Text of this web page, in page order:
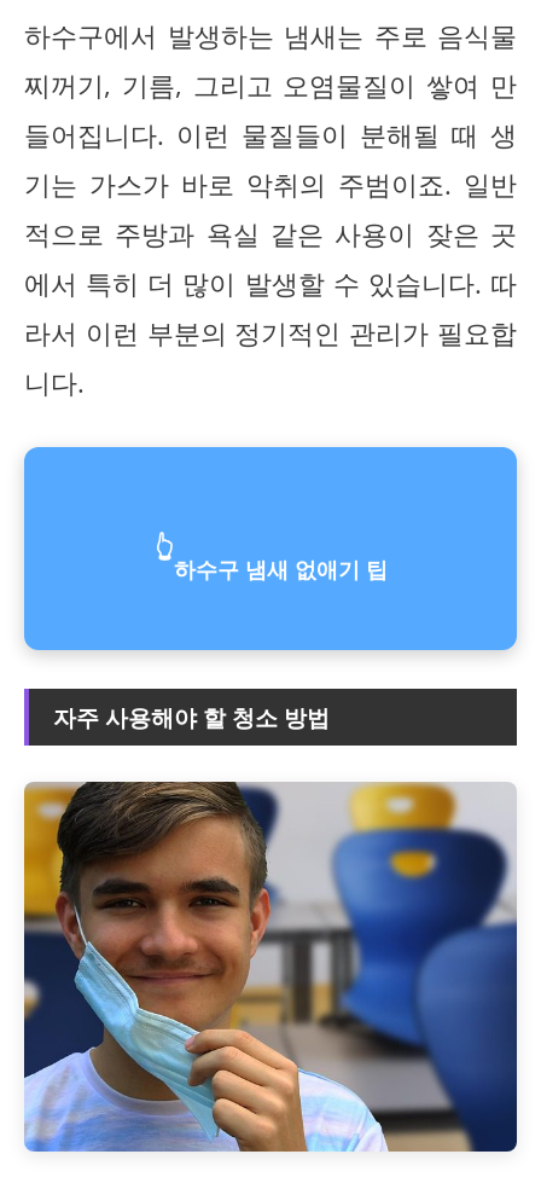
하수구에서 발생하는 냄새는 주로 음식물
찌꺼기, 기름, 그리고 오염물질이 쌓여 만
들어집니다. 이런 물질들이 분해될 때 생
기는 가스가 바로 악취의 주범이죠. 일반
적으로 주방과 욕실 같은 사용이 잦은 곳
에서 특히 더 많이 발생할 수 있습니다. 따
라서 이런 부분의 정기적인 관리가 필요합
니다.
👆
하수구 냄새 없애기 팁
자주 사용해야 할 청소 방법